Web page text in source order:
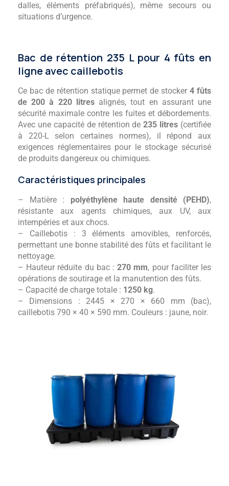
dalles, éléments préfabriqués), même secours ou
situations d’urgence.
Bac de rétention 235 L pour 4 fûts en
ligne avec caillebotis
Ce bac de rétention statique permet de stocker4 fûts
de 200 à 220 litresalignés, tout en assurant une
sécurité maximale contre les fuites et débordements.
Avec une capacité de rétention de235 litres (certifiée
à 220-L selon certaines normes), il répond aux
exigences réglementaires pour le stockage sécurisé
de produits dangereux ou chimiques.
Caractéristiques principales
– Matière : polyéthylène haute densité (PEHD),
résistante aux agents chimiques, aux UV, aux
intempéries et aux chocs.
– Caillebotis : 3 éléments amovibles, renforcés,
permettant une bonne stabilité des fûts et facilitant le
nettoyage.
– Hauteur réduite du bac :270 mm, pour faciliter les
opérations de soutirage et la manutention des fûts.
– Capacité de charge totale : 1250 kg.
– Dimensions : 2445 × 270 × 660 mm (bac),
caillebotis 790 × 40 × 590 mm. Couleurs : jaune, noir.